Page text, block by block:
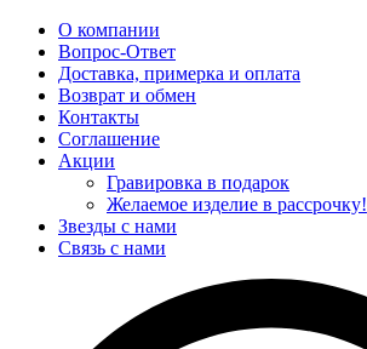
О компании
Вопрос-Ответ
Доставка, примерка и оплата
Возврат и обмен
Контакты
Соглашение
Акции
Гравировка в подарок
Желаемое изделие в рассрочку!
Звезды с нами
Связь с нами